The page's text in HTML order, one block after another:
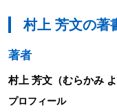
村上 芳文の著
著者
村上 芳文（むらかみ よ
プロフィール